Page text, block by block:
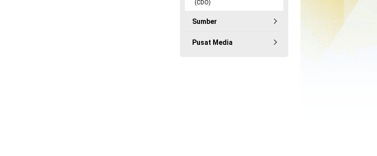
(CDO)
Sumber
Pusat Media